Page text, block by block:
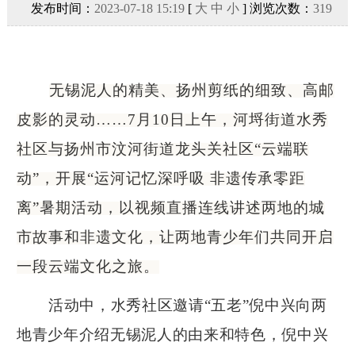
发布时间： 2023-07-18 15:19[ 大 中 小] 浏览次数： 319
无锡泥人的精美、扬州剪纸的细致、高邮
皮影的灵动……7月10日上午，河埒街道水秀
社区与扬州市汶河街道龙头关社区“云端联
动”，开展“运河记忆深呼吸 非遗传承零距
离”暑期活动，以视频直播连线讲述两地的城
市故事和非遗文化，让两地青少年们共同开启
一段云端文化之旅。
活动中，水秀社区邀请“五老”倪中兴向两
地青少年介绍无锡泥人的由来和特色，倪中兴